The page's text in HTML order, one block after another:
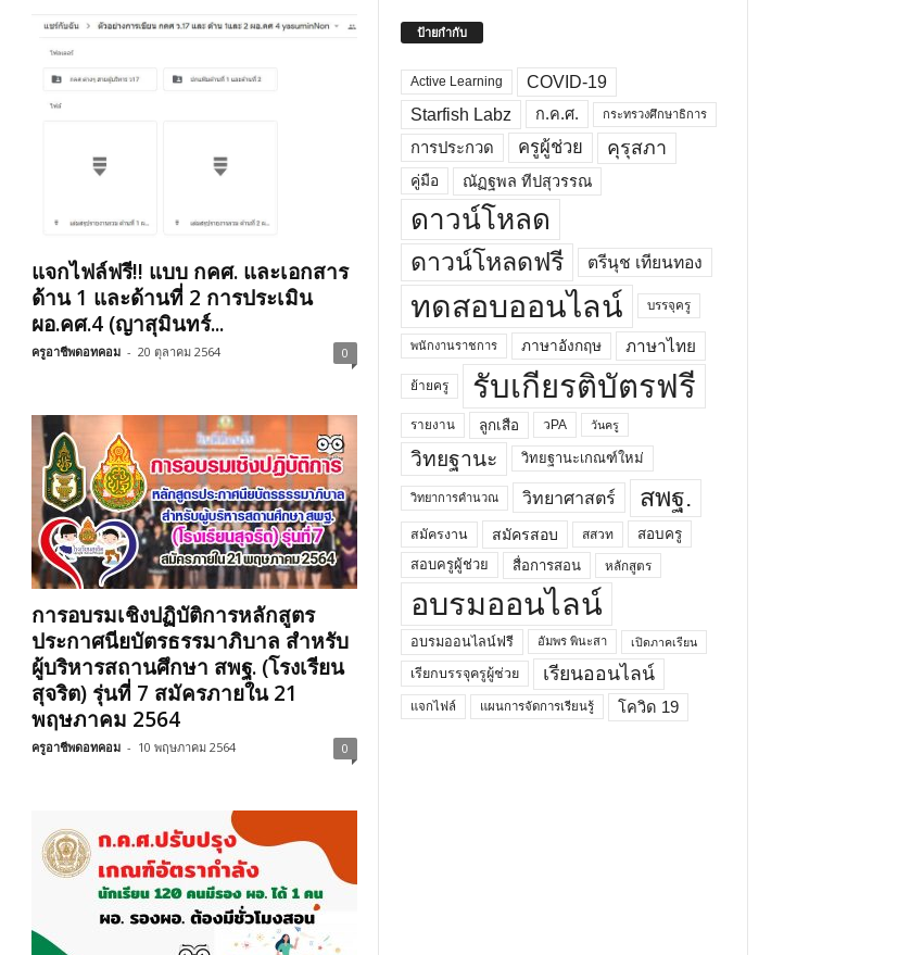
แจกไฟล์ฟรี!! แบบ กคศ. และเอกสาร
ด้าน 1 และด้านที่ 2 การประเมิน
ผอ.คศ.4 (ญาสุมินทร์...
ครูอาชีพดอทคอม - 20 ตุลาคม 2564 0
การอบรมเชิงปฏิบัติการหลักสูตร
ประกาศนียบัตรธรรมาภิบาล สำหรับ
ผู้บริหารสถานศึกษา สพฐ. (โรงเรียน
สุจริต) รุ่นที่ 7 สมัครภายใน 21
พฤษภาคม 2564
ครูอาชีพดอทคอม - 10 พฤษภาคม 2564 0
ป้ายกำกับ
Active Learning
COVID-19
Starfish Labz
ก.ค.ศ. กระทรวงศึกษาธิการ
การประกวด ครูผู้ช่วย คุรุสภา
คู่มือ ณัฏฐพล ทีปสุวรรณ
ดาวน์โหลด
ดาวน์โหลดฟรี ตรีนุช เทียนทอง
ทดสอบออนไลน์ บรรจุครู
พนักงานราชการ ภาษาอังกฤษ ภาษาไทย
ย้ายครู รับเกียรติบัตรฟรี
รายงาน ลูกเสือ วPA วันครู
วิทยฐานะ วิทยฐานะเกณฑ์ใหม่
วิทยาการคำนวณ วิทยาศาสตร์ สพฐ.
สมัครงาน สมัครสอบ สสวท
สอบครู
สอบครูผู้ช่วย
สื่อการสอน หลักสูตร
อบรมออนไลน์
อบรมออนไลน์ฟรี อัมพร พินะสา เปิดภาคเรียน
เรียกบรรจุครูผู้ช่วย เรียนออนไลน์
แจกไฟล์ แผนการจัดการเรียนรู้ โควิด 19